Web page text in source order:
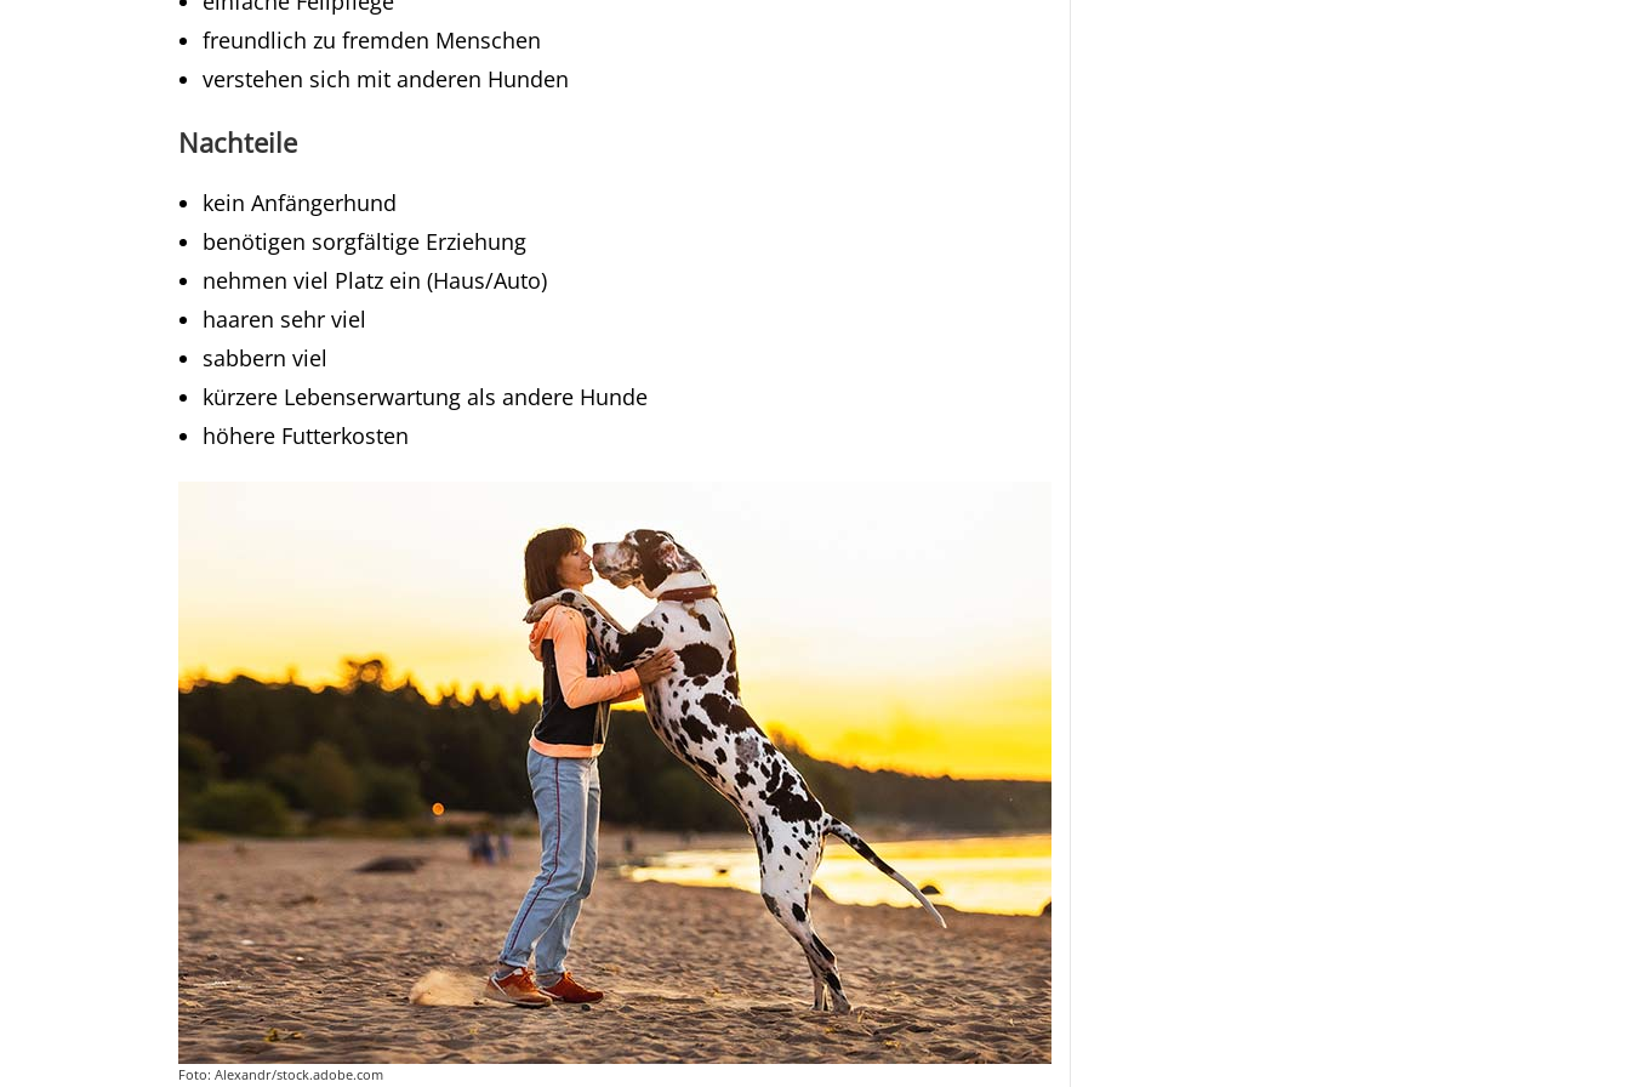
freundlich zu fremden Menschen
verstehen sich mit anderen Hunden
Nachteile
kein Anfängerhund
benötigen sorgfältige Erziehung
nehmen viel Platz ein (Haus/Auto)
haaren sehr viel
sabbern viel
kürzere Lebenserwartung als andere Hunde
höhere Futterkosten
Foto: Alexandr/stock.adobe.com